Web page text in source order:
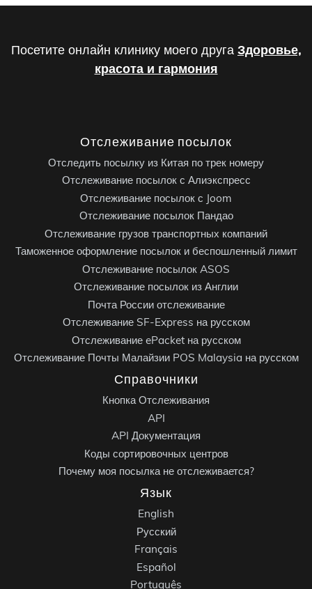
Посетите онлайн клинику моего друга Здоровье,
красота и гармония
Отслеживание посылок
Отследить посылку из Китая по трек номеру
Отслеживание посылок с Алиэкспресс
Отслеживание посылок с Joom
Отслеживание посылок Пандао
Отслеживание грузов транспортных компаний
Таможенное оформление посылок и беспошленный лимит
Отслеживание посылок ASOS
Отслеживание посылок из Англии
Почта России отслеживание
Отслеживание SF-Express на русском
Отслеживание ePacket на русском
Отслеживание Почты Малайзии POS Malaysia на русском
Справочники
Кнопка Отслеживания
API
API Документация
Коды сортировочных центров
Почему моя посылка не отслеживается?
Язык
English
Русский
Français
Español
Português